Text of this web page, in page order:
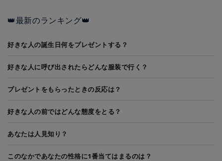
👑最新のランキング👑
好きな人の誕生日何をプレゼントする？
好きな人に呼び出されたらどんな服装で行く？
プレゼントをもらったときの反応は？
好きな人の前ではどんな態度をとる？
あなたは人見知り？
このなかであなたの性格に1番当てはまるのは？